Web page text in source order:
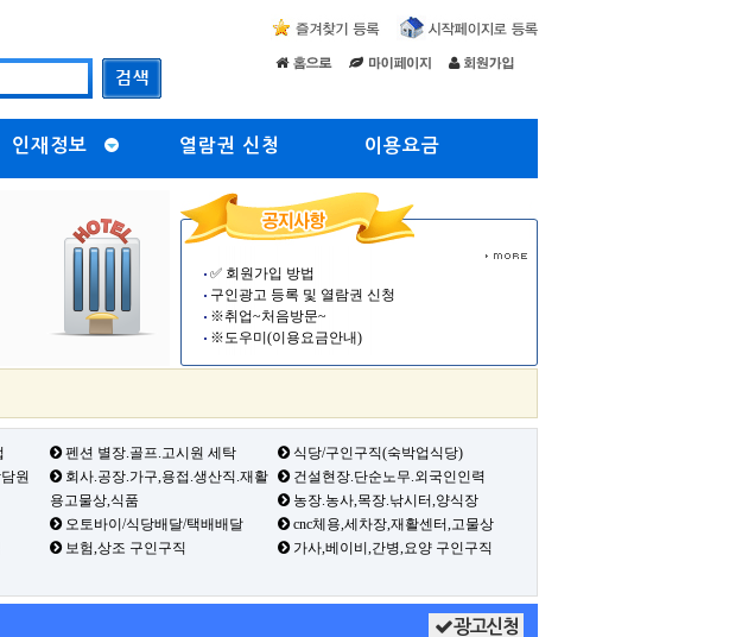
인재정보 열람권 신청 이용요금
✅ 회원가입 방법
구인광고 등록 및 열람권 신청
※취업~처음방문~
※도우미(이용요금안내)
펜션 별장.골프.고시원 세탁
식당/구인구직(숙박업식당)
원
회사.공장.가구,용접.생산직.재활
용고물상,식품
건설현장.단순노무.외국인인력
농장.농사,목장.낚시터,양식장
오토바이/식당배달/택배배달
cnc체용,세차장,재활센터,고물상
보험,상조 구인구직
가사,베이비,간병,요양 구인구직
광고신청